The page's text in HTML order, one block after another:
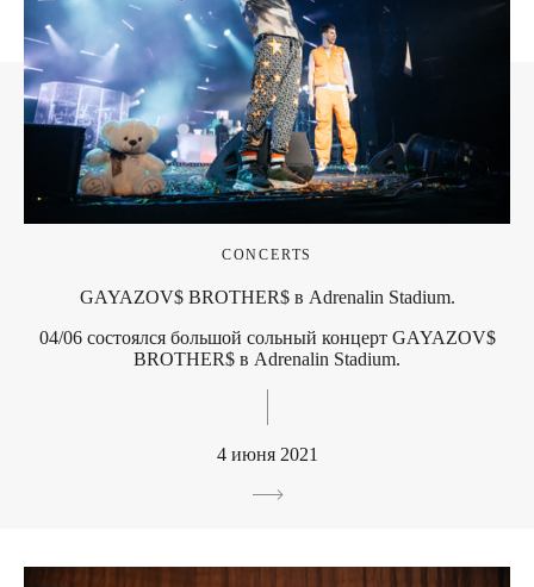
CONCERTS
GAYAZOV$ BROTHER$ в Adrenalin Stadium.
04/06 состоялся большой сольный концерт GAYAZOV$
BROTHER$ в Adrenalin Stadium.
4 июня 2021